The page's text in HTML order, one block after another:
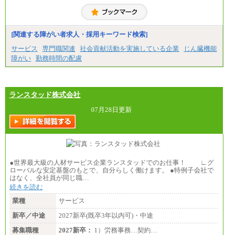
■(株)JTBコミュニケーションデザイン
総合職 月給230,000円
みなし残業手当：20,000円（一律支給）※みなし
残業手当の残業時間は10.43時間。
間に応じて、時間外手当等を支給。
エリアサポート職 月給188,000円
■（株）JTBグローバルマーケティング＆トラベル
訪日事業職 月給202,000～227,000円＋地域間調整
給
※詳細はJTBキャリアサイトよりご確認ください。
■(株)JTBビジネストランスフォーム
総合職 月給205,000～225,000円＋地域間調整給
※詳細はJTBキャリアサイトよりご確認ください。
■(株)JTBデータサービス ※2027年新卒募集終了
※詳細はJTBキャリアサイトよりご確認ください。
■I&Jデジタルイノベーション(株)
総合職 月給224,500～242,600円＋地域手当
※詳細はJTBキャリアサイトよりご確認ください。
[関連する障がい者求人・採用キーワード検索]
サービス
専門職関連 社会貢献活動を実施している企業
じん臓機能
障がい 勤務時間の配慮
ランスタッド株式会社
07月28日更新
●世界最大級の人材サービス企業ランスタッドでのお仕事！ ∟グ
ローバルな安定基盤のもとで、自分らしく働けます。 ●特例子会社で
はなく、全社員が同じ職…
続きを読む
業種
サービス
新卒／中途
2027新卒(既卒3年以内可)・中途
募集職種
2027新卒： 1）労務事務…契約…